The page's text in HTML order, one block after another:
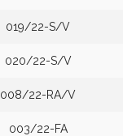
019/22-S/V
020/22-S/V
008/22-RA/V
003/22-FA